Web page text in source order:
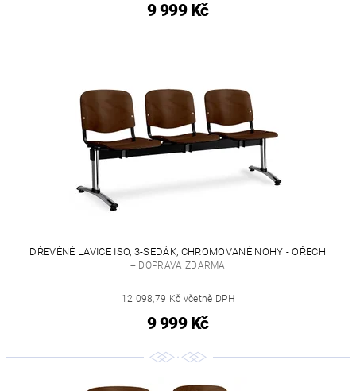
9 999 Kč
DŘEVĚNÉ LAVICE ISO, 3-SEDÁK, CHROMOVANÉ NOHY - OŘECH
+ DOPRAVA ZDARMA
12 098,79 Kč včetně DPH
9 999 Kč